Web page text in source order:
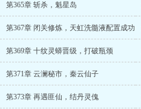
第365章 斩杀，魁星岛
第367章 闭关修炼，天虹洗髓液配置成功
第369章 十纹灵蟒晋级，打破瓶颈
第371章 云澜秘市，秦云仙子
第373章 再遇匪仙，结丹灵傀